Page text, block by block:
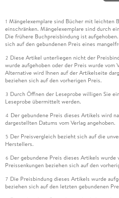
1 Mängelexemplare sind Bücher mit leichten
einschränken. Mängelexemplare sind durch
Die frühere Buchpreisbindung ist
sich auf den gebundenen Preis eines
2 Diese Artikel unterliegen nicht der
wurde aufgehoben oder der Preis wurde
Alternative wird Ihnen auf der Artikelseite
beziehen sich auf den vorherigen Preis.
3 Durch Öffnen der Leseprobe willigen Sie
Leseprobe übermittelt werden.
4 Der gebundene Preis dieses Artikels wird
dargestellten Datums vom Verlag angehoben.
5 Der Preisvergleich bezieht sich auf die
Herstellers.
6 Der gebundene Preis dieses Artikels wurde
Preissenkungen beziehen sich auf den
7 Die Preisbindung dieses Artikels wurde
beziehen sich auf den letzten gebundenen